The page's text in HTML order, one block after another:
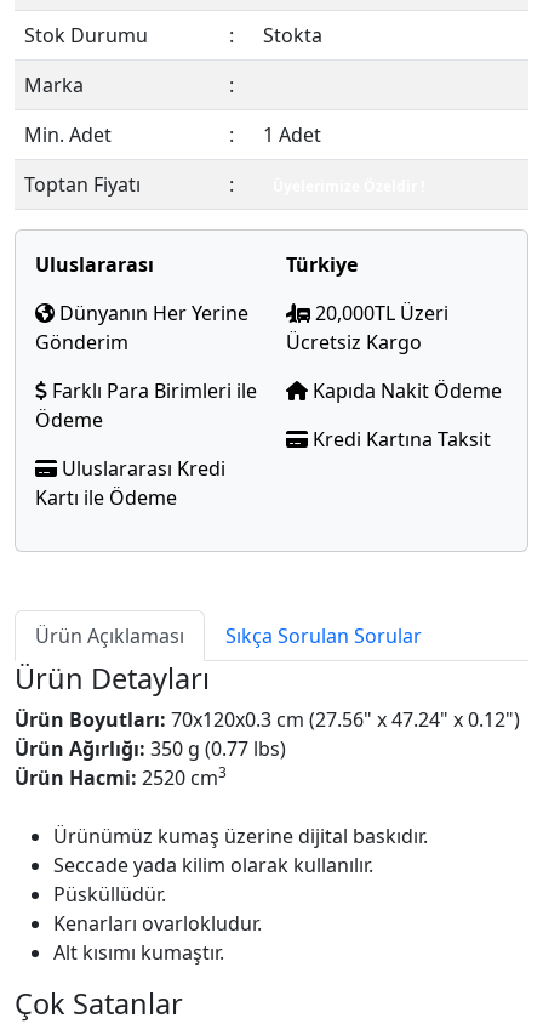
Stok Durumu
:
Stokta
Marka
:
Min. Adet
:
1 Adet
Toptan Fiyatı
:
Uluslararası
Dünyanın Her Yerine
Gönderim
Farklı Para Birimleri ile
Ödeme
Uluslararası Kredi
Kartı ile Ödeme
Türkiye
20,000TL Üzeri
Ücretsiz Kargo
Kapıda Nakit Ödeme
Kredi Kartına Taksit
Ürün Açıklaması Sıkça Sorulan Sorular
Ürün Detayları
Ürün Boyutları: 70x120x0.3 cm (27.56" x 47.24" x 0.12")
Ürün Ağırlığı: 350 g (0.77 lbs)
Ürün Hacmi: 2520 cm3
Ürünümüz kumaş üzerine dijital baskıdır.
Seccade yada kilim olarak kullanılır.
Püsküllüdür.
Kenarları ovarlokludur.
Alt kısımı kumaştır.
Çok Satanlar